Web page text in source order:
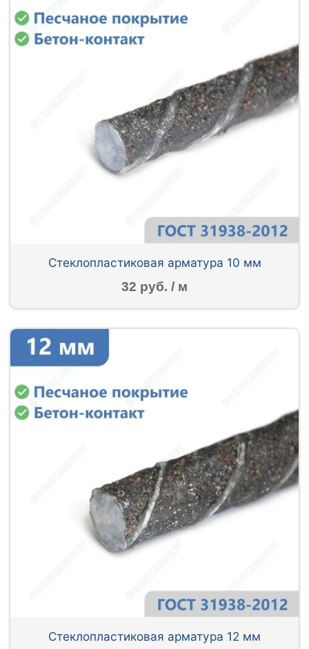
Стеклопластиковая арматура 10 мм
32 руб. / м
Стеклопластиковая арматура 12 мм